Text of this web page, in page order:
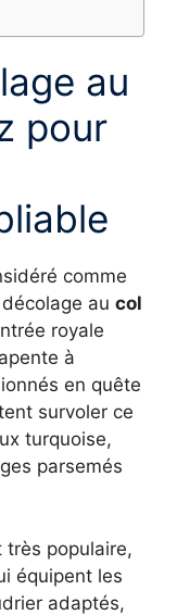
au
pour
comme
au col
royale
à
en quête
survoler ce
turquoise,
parsemés
très populaire,
équipent les
adaptés,